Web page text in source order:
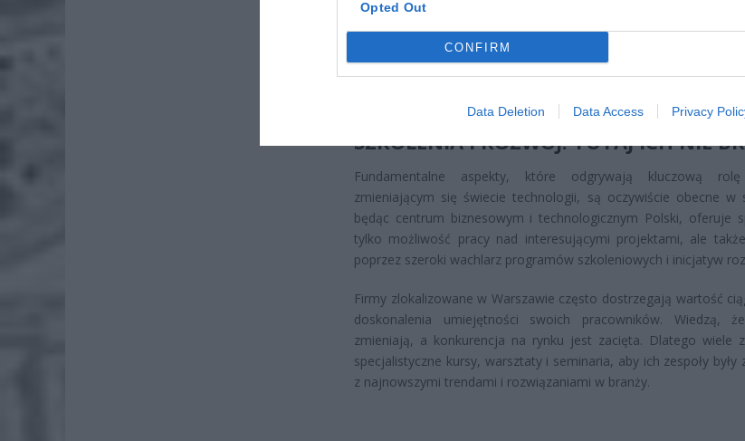
Opted Out
CONFIRM
Data Deletion Data Access Privacy
specjaliści IT mogą pracować nad projektami o globalnym
perspektywę i możliwość wpływania na rynek
Współpraca z zespołami z różnych części świata,
najnowszych narzędzi oraz uczestnictwo w międzynarodowych
SZKOLENIA I ROZWÓJ. TUTAJ ICH NIE
Fundamentalne aspekty, które odgrywają kluczową
zmieniającym się świecie technologii, są oczywiście obecne w
będąc centrum biznesowym i technologicznym Polski, oferuje
tylko możliwość pracy nad interesującymi projektami, ale
poprzez szeroki wachlarz programów szkoleniowych i inicjatyw
Firmy zlokalizowane w Warszawie często dostrzegają wartość
doskonalenia umiejętności swoich pracowników. Wiedzą,
zmieniają, a konkurencja na rynku jest zacięta. Dlatego wiele
specjalistyczne kursy, warsztaty i seminaria, aby ich zespoły były
z najnowszymi trendami i rozwiązaniami w branży.